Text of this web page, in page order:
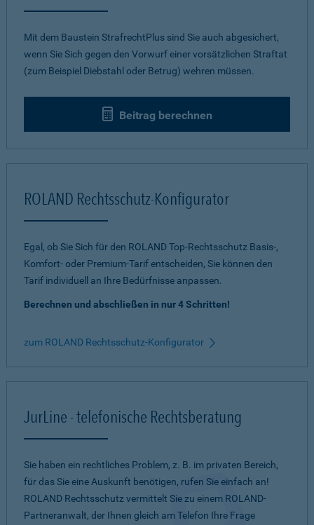
Mit dem Baustein StrafrechtPlus sind Sie auch abgesichert,
wenn Sie Sich gegen den Vorwurf einer vorsätzlichen Straftat
(zum Beispiel Diebstahl oder Betrug) wehren müssen.
Beitrag berechnen
ROLAND Rechtsschutz-Konfigurator
Egal, ob Sie Sich für den ROLAND Top-Rechtsschutz Basis-,
Komfort- oder Premium-Tarif entscheiden, Sie können den
Tarif individuell an Ihre Bedürfnisse anpassen.
Berechnen und abschließen in nur 4 Schritten!
zum ROLAND Rechtsschutz-Konfigurator
JurLine - telefonische Rechtsberatung
Sie haben ein rechtliches Problem, z. B. im privaten Bereich,
für das Sie eine Auskunft benötigen, rufen Sie einfach an!
ROLAND Rechtsschutz vermittelt Sie zu einem ROLAND-
Partneranwalt, der Ihnen gleich am Telefon Ihre Frage